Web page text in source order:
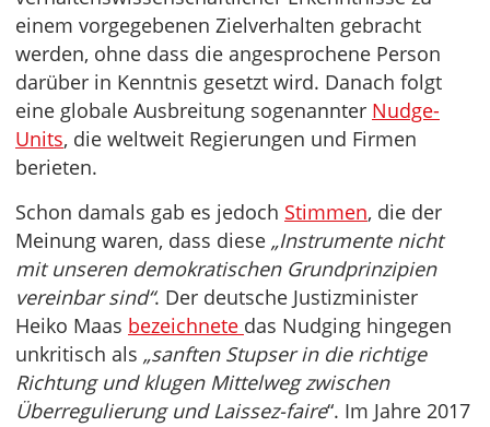
einem vorgegebenen Zielverhalten gebracht
werden, ohne dass die angesprochene Person
darüber in Kenntnis gesetzt wird. Danach folgt
eine globale Ausbreitung sogenannter Nudge-
Units, die weltweit Regierungen und Firmen
berieten.
Schon damals gab es jedoch Stimmen, die der
Meinung waren, dass diese „Instrumente nicht
mit unseren demokratischen Grundprinzipien
vereinbar sind“. Der deutsche Justizminister
Heiko Maas bezeichnete das Nudging hingegen
unkritisch als „sanften Stupser in die richtige
Richtung und klugen Mittelweg zwischen
Überregulierung und Laissez-faire“. Im Jahre 2017